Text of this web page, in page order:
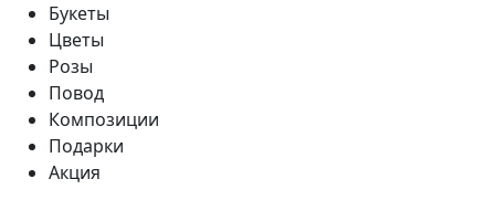
Букеты
Цветы
Розы
Повод
Композиции
Подарки
Акция